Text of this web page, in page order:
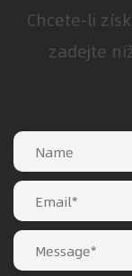
Chcete-li
zadejte